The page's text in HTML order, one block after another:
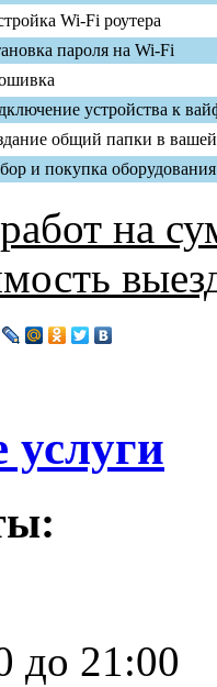
Wi-Fi роутера
пароля на Wi-Fi
устройства к
общий папки в вашей
и покупка оборудования
на
до 21:00